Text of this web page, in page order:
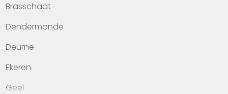
Veelgestelde vragen
Werken bij Heylen Vastgoed
Contact
Brasschaat
Dendermonde
Deurne
Ekeren
Geel